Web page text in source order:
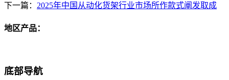
下一篇： 2025年中国从动化货架行业市场所作款式阐发取成
地区产品：
底部导航